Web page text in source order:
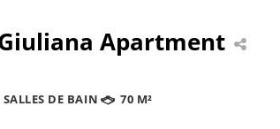
Apartment
SALLES DE BAIN 70 M²